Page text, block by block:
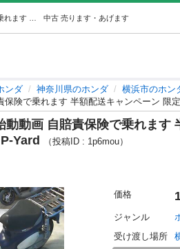
中古 売ります・あげます
ンダ 神奈川県のホンダ
横浜市のホン
険で乗れます 半額配送キャンペーン 限
動画 自賠責保険で乗れます
Yard
（投稿ID : 1p6mou）
価格
ジャンル
受け渡し場所